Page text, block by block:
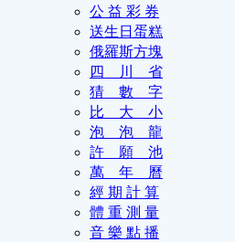
公 益 彩 券
送生日蛋糕
俄羅斯方塊
四 川 省
猜 數 字
比 大 小
泡 泡 龍
許 願 池
萬 年 曆
經 期 計 算
體 重 測 量
音 樂 點 播